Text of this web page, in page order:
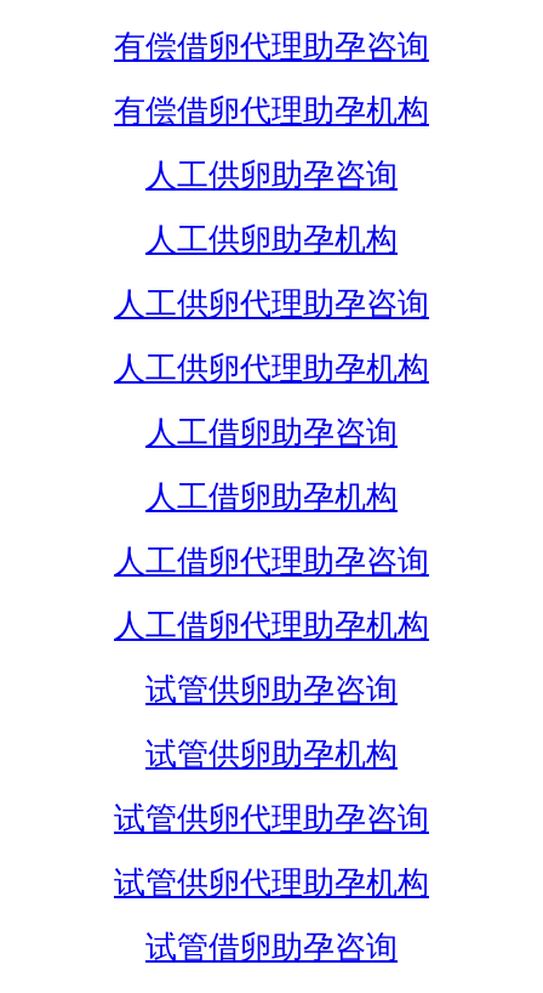
有偿借卵代理助孕咨询
有偿借卵代理助孕机构
人工供卵助孕咨询
人工供卵助孕机构
人工供卵代理助孕咨询
人工供卵代理助孕机构
人工借卵助孕咨询
人工借卵助孕机构
人工借卵代理助孕咨询
人工借卵代理助孕机构
试管供卵助孕咨询
试管供卵助孕机构
试管供卵代理助孕咨询
试管供卵代理助孕机构
试管借卵助孕咨询